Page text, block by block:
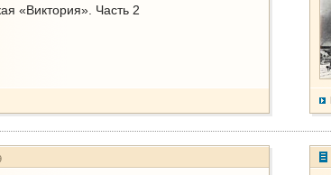
«Виктория». Часть 2